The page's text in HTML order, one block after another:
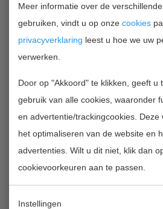
Meer informatie over de
gebruiken, vindt u op onze cookies
privacyverklaring leest u hoe we uw
verwerken.
Door op "Akkoord" te klikken, geeft u
gebruik van alle cookies, waaronder
en advertentie/trackingcookies.
het optimaliseren van de website en
advertenties. Wilt u dit niet, klik dan
cookievoorkeuren aan te passen.
Instellingen
InnoFunding B.V.
Nieuwe Gracht 7
2011 NB Haarlem
Mail:info@innofunding.nl